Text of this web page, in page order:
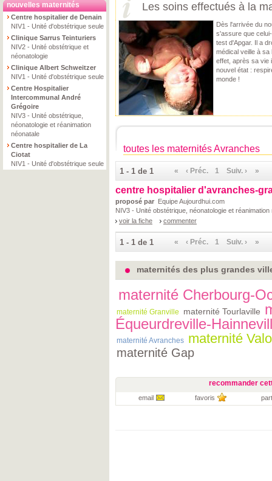
nouvelles maternités
Centre hospitalier de Denain
NIV1 - Unité d'obstétrique seule
Clinique Sarrus Teinturiers
NIV2 - Unité obstétrique et
néonatologie
Clinique Albert Schweitzer
NIV1 - Unité d'obstétrique seule
Centre Hospitalier
Intercommunal André
Grégoire
NIV3 - Unité obstétrique,
néonatologie et réanimation
néonatale
Centre hospitalier de La
Ciotat
NIV1 - Unité d'obstétrique seule
Les soins effectués à la
Dès l'arrivée du
s'assure que
test d'Apgar. Il a
médical veille à sa
effet, après sa vie
nouvel état :
monde !
toutes les maternités Avranches
1 - 1 de 1 « ‹ Préc. 1 Suiv. › »
centre hospitalier d'avranches-
proposé par Equipe Aujourdhui.com
NIV3 - Unité obstétrique, néonatologie et réanimation
voir la fiche
commenter
1 - 1 de 1 « ‹ Préc. 1 Suiv. › »
maternités des plus grandes
maternité Cherbourg-
maternité Granville maternité Tourlaville
Équeurdreville-
maternité Avranches maternité
maternité Gap
recommander
email favoris